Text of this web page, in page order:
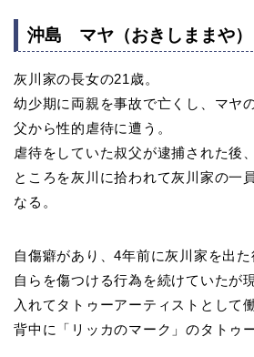
沖島 マヤ（おきしままや）
灰川家の長女の21歳。
幼少期に両親を事故で亡くし、マヤ
父から性的虐待に遭う。
虐待をしていた叔父が逮捕された後
ところを灰川に拾われて灰川家の一
なる。
自傷癖があり、4年前に灰川家を出た
自らを傷つける行為を続けていたが
入れてタトゥーアーティストとして
背中に「リッカのマーク」のタトゥ